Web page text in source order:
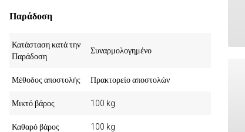
Παράδοση
Κατάσταση κατά την
Παράδοση
Συναρμολογημένο
Μέθοδος αποστολής Πρακτορείο αποστολών
Μικτό βάρος 100 kg
Καθαρό βάρος 100 kg